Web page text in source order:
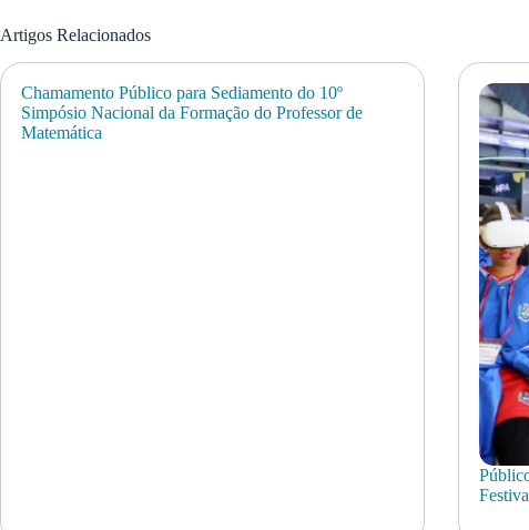
Artigos Relacionados
Chamamento Público para Sediamento do 10º
Simpósio Nacional da Formação do Professor de
Matemática